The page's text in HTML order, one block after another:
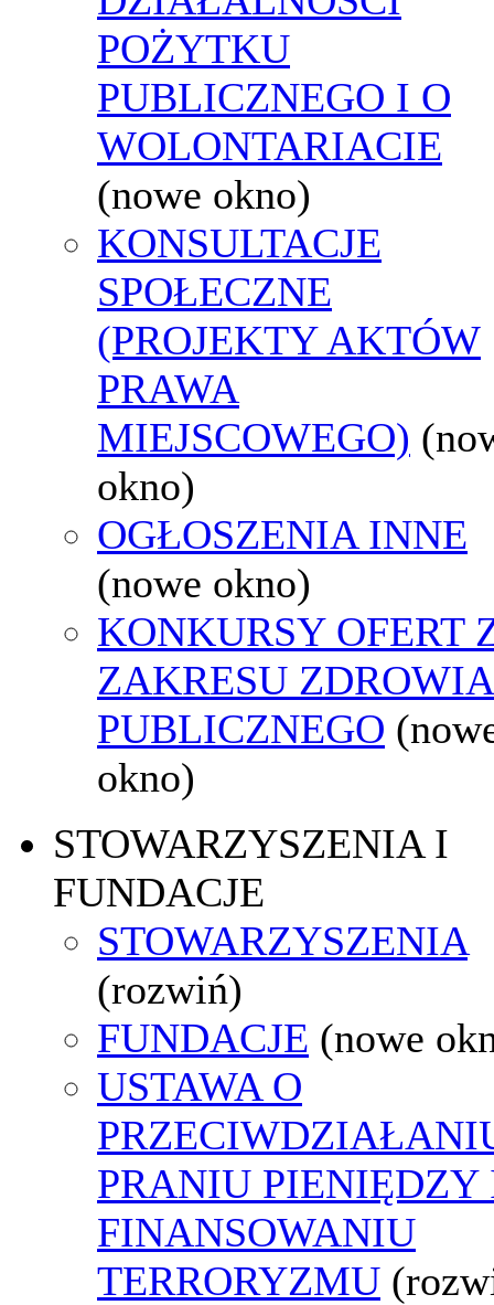
POŻYTKU
PUBLICZNEGO I O
WOLONTARIACIE
(nowe okno)
KONSULTACJE
SPOŁECZNE
(PROJEKTY AKTÓW
PRAWA
MIEJSCOWEGO)
okno)
OGŁOSZENIA INNE
(nowe okno)
KONKURSY OFERT
ZAKRESU ZDROWIA
PUBLICZNEGO
okno)
STOWARZYSZENIA I
FUNDACJE
STOWARZYSZENIA
(rozwiń)
FUNDACJE (nowe
USTAWA O
PRANIU PIENIĘDZY
FINANSOWANIU
TERRORYZMU